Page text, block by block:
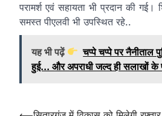
परामर्श एवं सहायता भी प्रदान की गई।
समस्त पीएलवी भी उपस्थित रहे..
यह भी पढ़ें
चप्पे चप्पे पर नैनीताल
हुई... और अपराधी जल्द ही सलाखों